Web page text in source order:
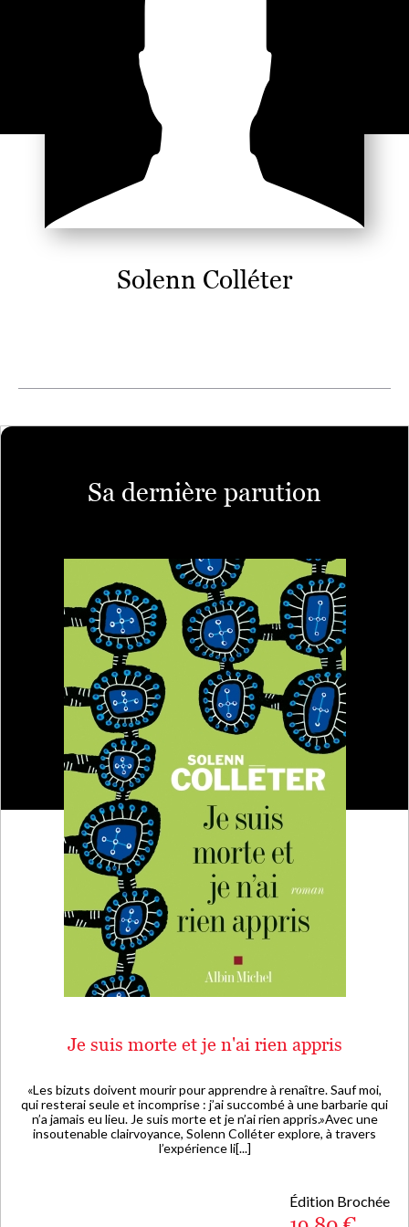
Solenn Colléter
Sa dernière parution
Je suis morte et je n'ai rien appris
«Les bizuts doivent mourir pour apprendre à renaître. Sauf moi,
qui resterai seule et incomprise : j’ai succombé à une barbarie qui
n’a jamais eu lieu. Je suis morte et je n’ai rien appris.»Avec une
insoutenable clairvoyance, Solenn Colléter explore, à travers
l’expérience li[...]
Édition Brochée